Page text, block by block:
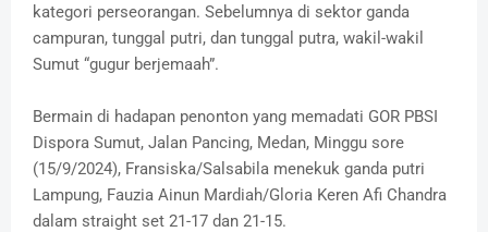
kategori perseorangan. Sebelumnya di sektor ganda
campuran, tunggal putri, dan tunggal putra, wakil-wakil
Sumut “gugur berjemaah”.
Bermain di hadapan penonton yang memadati GOR PBSI
Dispora Sumut, Jalan Pancing, Medan, Minggu sore
(15/9/2024), Fransiska/Salsabila menekuk ganda putri
Lampung, Fauzia Ainun Mardiah/Gloria Keren Afi Chandra
dalam straight set 21-17 dan 21-15.